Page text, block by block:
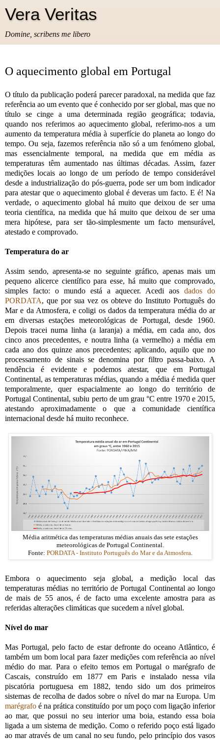
Vera Veritas
Domine, scribens me libero
O aquecimento global em Portugal
O título da publicação poderá parecer paradoxal, na medida que faz
referência ao um evento que é conhecido por ser global, mas que no
título se cinge a uma determinada região geográfica; todavia,
quando nos referimos ao aquecimento global, referimo-nos a um
aumento da temperatura média à superfície do planeta ao longo do
tempo. Ou seja, fazemos referência não só a um fenómeno global,
mas essencialmente temporal, na medida que em média as
temperaturas têm aumentado nas últimas décadas. Assim, fazer
medições locais ao longo de um período de tempo considerável
desde a industrialização do pós-guerra, pode ser um bom indicador
para atestar que o aquecimento global é deveras um facto. E é! Na
verdade, o aquecimento global há muito que deixou de ser uma
teoria científica, na medida que há muito que deixou de ser uma
mera hipótese, para ser tão-simplesmente um facto mensurável,
atestado e comprovado.
Temperatura do ar
Assim sendo, apresenta-se no seguinte gráfico, apenas mais um
pequeno alicerce científico para esse, há muito que comprovado,
simples facto: o mundo está a aquecer. Acedi aos dados do
PORDATA, que por sua vez os obteve do Instituto Português do
Mar e da Atmosfera, e coligi os dados da temperatura média do ar
em diversas estações meteorológicas de Portugal, desde 1960.
Depois tracei numa linha (a laranja) a média, em cada ano, dos
cinco anos precedentes, e noutra linha (a vermelho) a média em
cada ano dos quinze anos precedentes; aplicando, aquilo que no
processamento de sinais se denomina por filtro passa-baixo. A
tendência é evidente e podemos atestar, que em Portugal
Continental, as temperaturas médias, quando a média é medida quer
temporalmente, quer espacialmente ao longo do território de
Portugal Continental, subiu perto de um grau°C entre 1970 e 2015,
atestando aproximadamente o que a comunidade científica
internacional desde há muito reconhece.
Média aritmética das temperaturas médias anuais das sete estações
meteorológicas de Portugal Continental.
Fonte: PORDATA - Instituto Português do Mar e da Atmosfera
Embora o aquecimento seja global, a medição local das
temperaturas médias no território de Portugal Continental ao longo
de mais de 55 anos, é de facto uma excelente amostra para as
referidas alterações climáticas que sucedem a nível global.
Nível do mar
Mas Portugal, pelo facto de estar defronte do oceano Atlântico, é
também um bom local para fazer medições com referência ao nível
médio do mar. Para o efeito temos em Portugal o marégrafo de
Cascais, construído em 1877 em Paris e instalado nessa vila
piscatória portuguesa em 1882, tendo sido um dos primeiros
sistemas de recolha de dados sobre o nível do mar na Europa. Um
marégrafo é na prática constituído por um poço com ligação inferior
ao mar, que possui no seu interior uma boia, estando essa boia
ligada a um sistema de medição. Como o referido poço está ligado
ao mar através de um canal no seu fundo, pelo princípio dos vasos